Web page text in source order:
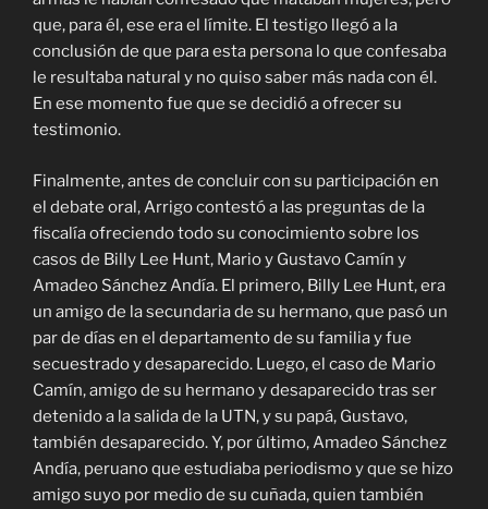
que, para él, ese era el límite. El testigo llegó a la
conclusión de que para esta persona lo que confesaba
le resultaba natural y no quiso saber más nada con él.
En ese momento fue que se decidió a ofrecer su
testimonio.
Finalmente, antes de concluir con su participación en
el debate oral, Arrigo contestó a las preguntas de la
fiscalía ofreciendo todo su conocimiento sobre los
casos de Billy Lee Hunt, Mario y Gustavo Camín y
Amadeo Sánchez Andía. El primero, Billy Lee Hunt, era
un amigo de la secundaria de su hermano, que pasó un
par de días en el departamento de su familia y fue
secuestrado y desaparecido. Luego, el caso de Mario
Camín, amigo de su hermano y desaparecido tras ser
detenido a la salida de la UTN, y su papá, Gustavo,
también desaparecido. Y, por último, Amadeo Sánchez
Andía, peruano que estudiaba periodismo y que se hizo
amigo suyo por medio de su cuñada, quien también